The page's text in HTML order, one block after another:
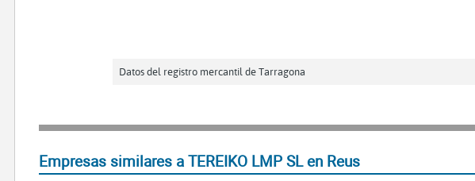
Datos del registro mercantil de Tarragona
Empresas similares a TEREIKO LMP SL en Reus